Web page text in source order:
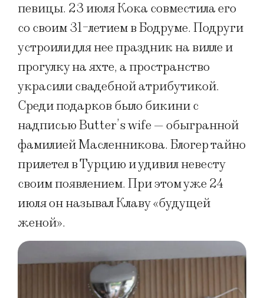
певицы. 23 июля Кока совместила его
со своим 31-летием в Бодруме. Подруги
устроили для нее праздник на вилле и
прогулку на яхте, а пространство
украсили свадебной атрибутикой.
Среди подарков было бикини с
надписью Butter’s wife — обыгранной
фамилией Масленникова. Блогер тайно
прилетел в Турцию и удивил невесту
своим появлением. При этом уже 24
июля он называл Клаву «будущей
женой».